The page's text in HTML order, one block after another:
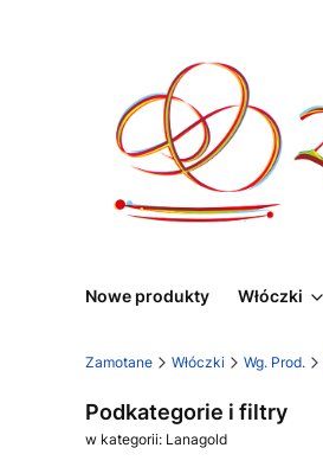
Nowe produkty Włóczki
Zamotane Włóczki Wg. Prod.
Podkategorie i filtry
w kategorii: Lanagold